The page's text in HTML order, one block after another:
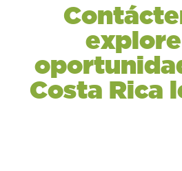
Costa Rica